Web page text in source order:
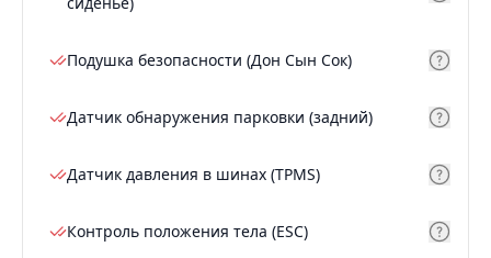
Подушка безопасности (Дон Сын Сок)
Датчик обнаружения парковки (задний)
Датчик давления в шинах (TPMS)
Контроль положения тела (ESC)